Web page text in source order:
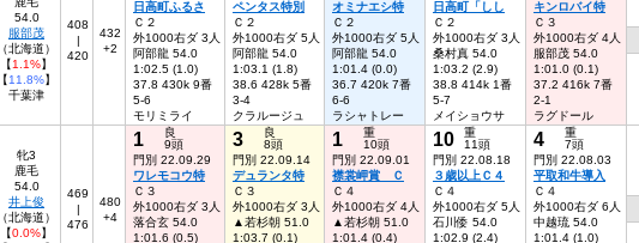
54.0
服部茂
（北海道）
【1.1%】
【11.8%】
千葉津
408
|
420
432
+2
日高町ふるさ
Ｃ２
外1000右ダ 3人
阿部龍 54.0
1:02.5 (1.0)
37.8 430k 9番
5-6
モリミライ
ペンタス特別
Ｃ２
外1000右ダ 5人
阿部龍 54.0
1:03.1 (1.8)
38.6 428k 5番
3-4
クラルージュ
オミナエシ特
Ｃ２
外1000右ダ 5人
阿部龍 54.0
1:01.4 (0.0)
36.7 420k 7番
6-6
ラシャトレー
日高町「しし
Ｃ２
外1000右ダ 3人
桑村真 54.0
1:03.2 (2.9)
38.8 414k 1番
5-7
メイショウサ
キンロバイ特
Ｃ３
外1000右ダ 4人
服部茂 54.0
1:01.0 (0.1)
37.2 416k 7番
2-1
ラグドール
牝3
鹿毛
54.0
井上俊
（北海道）
【0.0%】
469
|
476
480
+4
1
良
9頭
門別 22.09.29
ワレモコウ特
Ｃ３
外1000右ダ 3人
落合玄 54.0
1:01.6 (0.5)
3
良
8頭
門別 22.09.14
デュランタ特
Ｃ３
外1000右ダ 3人
▲若杉朝 51.0
1:03.7 (0.1)
1
重
10頭
門別 22.09.01
襟裳岬賞 Ｃ
Ｃ４
外1000右ダ 4人
▲若杉朝 51.0
1:01.4 (0.4)
10
重
11頭
門別 22.08.18
３歳以上Ｃ４
Ｃ４
外1000右ダ 5人
石川倭 54.0
1:02.9 (2.4)
4
重
7頭
門別 22.08.03
平取和牛導入
Ｃ４
外1000右ダ 6人
中越琉 54.0
1:01.4 (1.0)